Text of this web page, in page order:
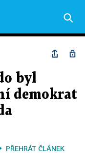
byl
demokrat
PŘEHRÁT ČLÁNEK